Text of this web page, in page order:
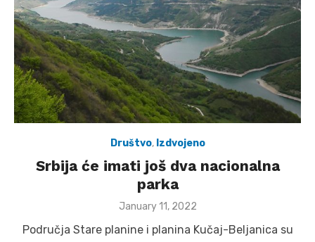
Društvo, Izdvojeno
Srbija će imati još dva nacionalna
parka
Posted
January 11, 2022
Područja Stare planine i planina Kučaj-Beljanica su